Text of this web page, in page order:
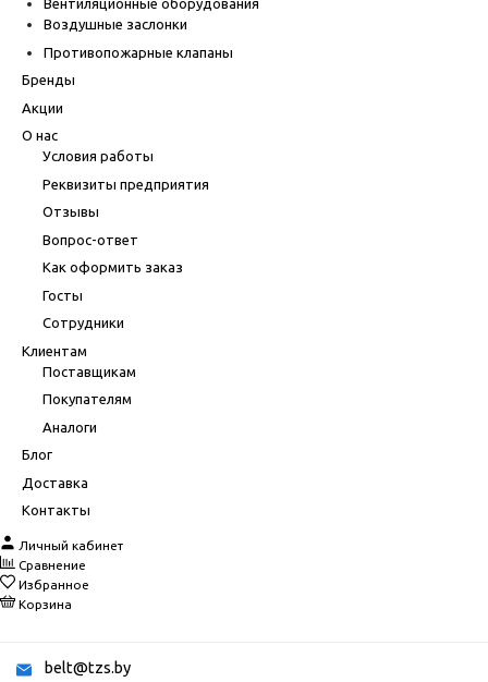
Вентиляционные оборудования
Воздушные заслонки
Противопожарные клапаны
Бренды
Акции
О нас
Условия работы
Реквизиты предприятия
Отзывы
Вопрос-ответ
Как оформить заказ
Госты
Сотрудники
Клиентам
Поставщикам
Покупателям
Аналоги
Блог
Доставка
Контакты
Личный кабинет
Сравнение
Избранное
Корзина
belt@tzs.by